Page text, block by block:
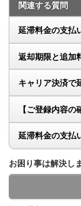
関連する質問
延滞料金の支
返却期限と追加
キャリア決済で
【ご登録内容
延滞料金の支
お困り事は解決し